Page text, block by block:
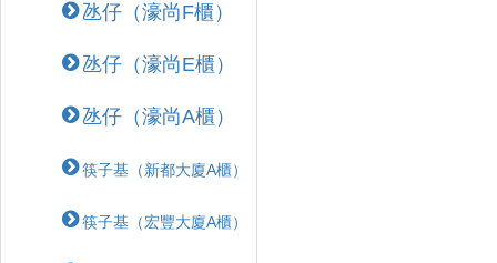
氹仔（濠尚F櫃）
氹仔（濠尚E櫃）
氹仔（濠尚A櫃）
筷子基（新都大廈A櫃）
筷子基（宏豐大廈A櫃）